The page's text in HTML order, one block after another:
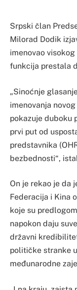
Srpski član
Milorad Dodik
imenovao
funkcija prestala
„Sinoćnje
imenovanja
pokazuje duboku
prvi put od
predstavnika
bezbednosti“,
On je rekao je da
Federacija i Kina
koje su
napokon daju
državni
političke stranke
međunarodne